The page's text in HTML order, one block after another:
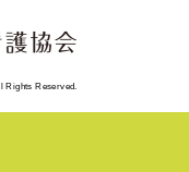
Rights Reserved.